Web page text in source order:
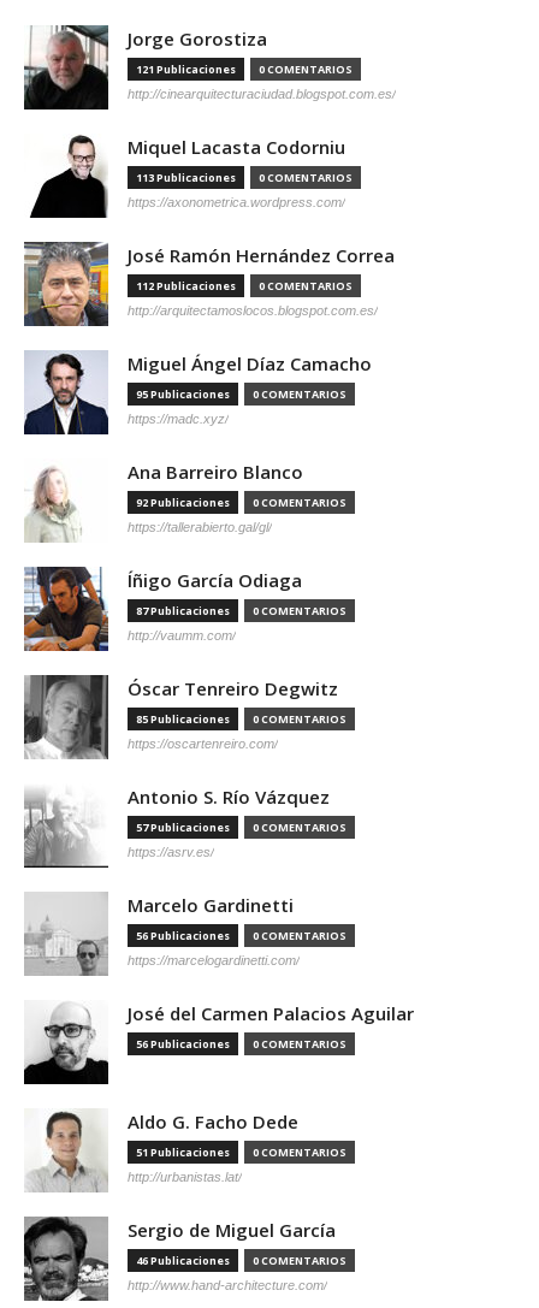
Jorge Gorostiza
121 Publicaciones 0 COMENTARIOS
http://cinearquitecturaciudad.blogspot.com.es/
Miquel Lacasta Codorniu
113 Publicaciones 0 COMENTARIOS
https://axonometrica.wordpress.com/
José Ramón Hernández Correa
112 Publicaciones 0 COMENTARIOS
http://arquitectamoslocos.blogspot.com.es/
Miguel Ángel Díaz Camacho
95 Publicaciones 0 COMENTARIOS
https://madc.xyz/
Ana Barreiro Blanco
92 Publicaciones 0 COMENTARIOS
https://tallerabierto.gal/gl/
Íñigo García Odiaga
87 Publicaciones 0 COMENTARIOS
http://vaumm.com/
Óscar Tenreiro Degwitz
85 Publicaciones 0 COMENTARIOS
https://oscartenreiro.com/
Antonio S. Río Vázquez
57 Publicaciones 0 COMENTARIOS
https://asrv.es/
Marcelo Gardinetti
56 Publicaciones 0 COMENTARIOS
https://marcelogardinetti.com/
José del Carmen Palacios Aguilar
56 Publicaciones 0 COMENTARIOS
Aldo G. Facho Dede
51 Publicaciones 0 COMENTARIOS
http://urbanistas.lat/
Sergio de Miguel García
46 Publicaciones 0 COMENTARIOS
http://www.hand-architecture.com/